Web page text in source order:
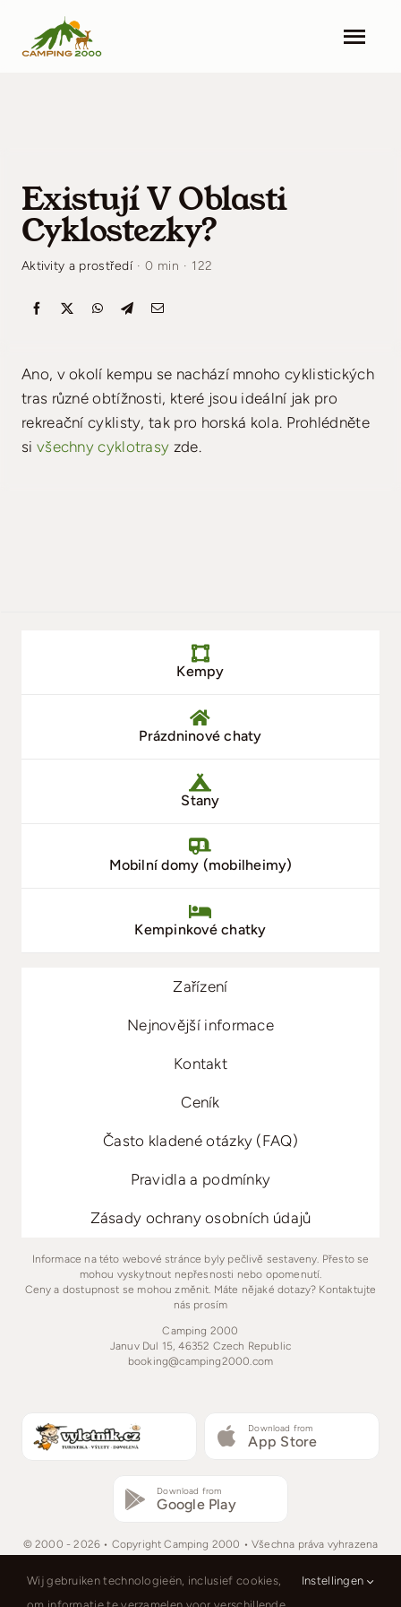
content
Zařízení
Okolí
Ceník
Vyhledávání a rezervace
Existují V Oblasti
Cyklostezky?
Aktivity a prostředí · 0 min · 122
Ano, v okolí kempu se nachází mnoho cyklistických
tras různé obtížnosti, které jsou ideální jak pro
rekreační cyklisty, tak pro horská kola. Prohlédněte
si všechny cyklotrasy zde.
Kempy
Prázdninové chaty
Stany
Mobilní domy (mobilheimy)
Kempinkové chatky
Zařízení
Nejnovější informace
Kontakt
Ceník
Často kladené otázky (FAQ)
Pravidla a podmínky
Zásady ochrany osobních údajů
Informace na této webové stránce byly pečlivě sestaveny. Přesto se
mohou vyskytnout nepřesnosti nebo opomenutí.
Ceny a dostupnost se mohou změnit. Máte nějaké dotazy? Kontaktujte
nás prosím
Camping 2000
Januv Dul 15, 46352 Czech Republic
booking@camping2000.com
Download from
App Store
Download from
Google Play
© 2000 - 2026 • Copyright Camping 2000 • Všechna práva vyhrazena
Wij gebruiken technologieën, inclusief cookies,
Instellingen